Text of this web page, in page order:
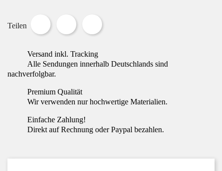
Teilen
Versand inkl. Tracking
Alle Sendungen innerhalb Deutschlands sind
nachverfolgbar.
Premium Qualität
Wir verwenden nur hochwertige Materialien.
Einfache Zahlung!
Direkt auf Rechnung oder Paypal bezahlen.